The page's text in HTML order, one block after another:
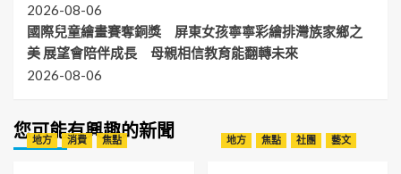
2026-08-06
國際兒童繪畫賽奪銅獎 屏東女孩寧寧彩繪排灣族家鄉之
美 展望會陪伴成長 母親相信教育能翻轉未來
2026-08-06
您可能有興趣的新聞
地方 消費 焦點 地方 焦點 社團 藝文